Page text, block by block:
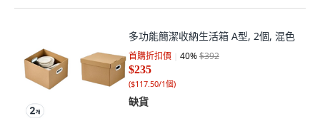
多功能簡潔收納生活箱 A型, 2個, 混色
首購折扣價 40%$392
$235
($117.50/1個)
缺貨